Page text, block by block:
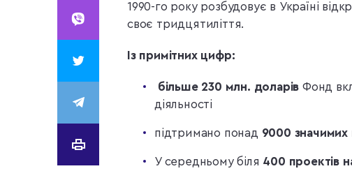
1990-го року розбудовує в Україні
своє тридцятиліття.
Із примітних цифр:
більше 230 млн. доларів Фонд
діяльності
підтримано понад 9000 значимих
У середньому біля 400 проектів